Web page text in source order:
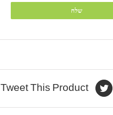
Tweet This Product